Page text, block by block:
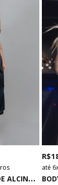
B
LUSA ALONGADA DE ALCINHA ACETINADA PRETA
R$